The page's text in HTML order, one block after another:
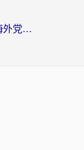
优酷视频怎么才能解除只看谁？海外党亲测有效的追剧自由指南